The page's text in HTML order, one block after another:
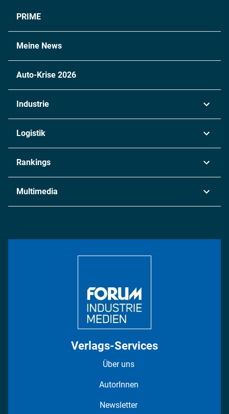
PRIME
Meine News
Auto-Krise 2026
Industrie
Chemie
Metall
Energie
Logistik
Rankings
Multimedia
Verlags-Services
Über uns
AutorInnen
Newsletter